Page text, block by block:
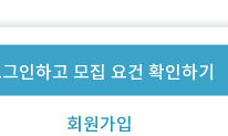
인하고 모집 요건 확인하기
회원가입